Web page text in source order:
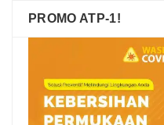
PROMO ATP-1!